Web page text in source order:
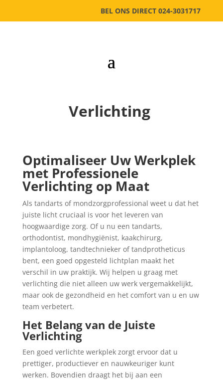
BEL ONS DIRECT 024-3031717
Verlichting
Optimaliseer Uw Werkplek
met Professionele
Verlichting op Maat
Als tandarts of mondzorgprofessional weet u dat het
juiste licht cruciaal is voor het leveren van
hoogwaardige zorg. Of u nu een tandarts,
orthodontist, mondhygiënist, kaakchirurg,
implantoloog, tandtechnieker of tandprotheticus
bent, een goed opgesteld lichtplan maakt het
verschil in uw praktijk. Wij helpen u graag met
verlichting die niet alleen uw werk vergemakkelijkt,
maar ook de gezondheid en het comfort van u en uw
team verbetert.
Het Belang van de Juiste
Verlichting
Een goed verlichte werkplek zorgt ervoor dat u
prettiger, productiever en nauwkeuriger kunt
werken. Bovendien draagt het bij aan een